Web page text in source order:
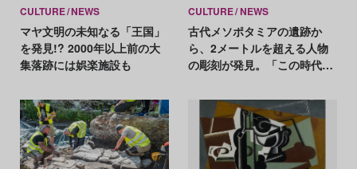
CULTURE NEWS
マヤ文明の未知なる「王国」
を発見!? 2000年以上前の大
集落跡には娯楽施設も
CULTURE NEWS
古代メソポタミアの遺跡か
ら、2メートルを超える人物
の彫刻が発見。「この時代で